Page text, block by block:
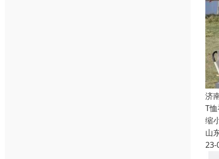
济
T
缩
山
23-